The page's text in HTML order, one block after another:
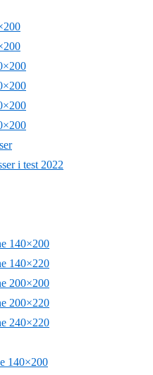
i test 2022
140×200
140×220
200×200
200×220
240×220
140×200